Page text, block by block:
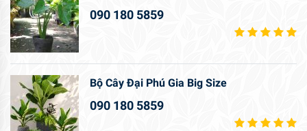
090 180 5859
Bộ Cây Đại Phú Gia Big Size
090 180 5859